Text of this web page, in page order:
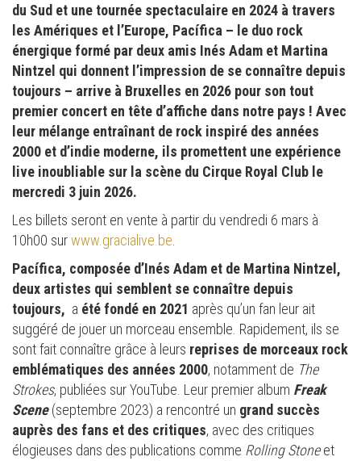
du Sud et une tournée spectaculaire en 2024 à travers
les Amériques et l’Europe, Pacífica – le duo rock
énergique formé par deux amis Inés Adam et Martina
Nintzel qui donnent l’impression de se connaître depuis
toujours – arrive à Bruxelles en 2026 pour son tout
premier concert en tête d’affiche dans notre pays ! Avec
leur mélange entraînant de rock inspiré des années
2000 et d’indie moderne, ils promettent une expérience
live inoubliable sur la scène du Cirque Royal Club le
mercredi 3 juin 2026.
Les billets seront en vente à partir du vendredi 6 mars à
10h00 surwww.gracialive.be.
Pacífica, composée d’Inés Adam et de Martina Nintzel,
deux artistes qui semblent se connaître depuis
toujours, a été fondé en 2021 après qu’un fan leur ait
suggéré de jouer un morceau ensemble. Rapidement, ils se
sont fait connaître grâce à leurs reprises de morceaux rock
emblématiques des années 2000, notamment de The
Strokes, publiées sur YouTube. Leur premier album Freak
Scene(septembre 2023) a rencontré un grand succès
auprès des fans et des critiques, avec des critiques
élogieuses dans des publications comme Rolling Stoneet